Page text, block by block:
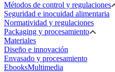
Métodos de control y regulaciones
Seguridad e inocuidad alimentaria
Normatividad y regulaciones
Packaging y procesamiento
Materiales
Diseño e innovación
Envasado y procesamiento
EbooksMultimedia